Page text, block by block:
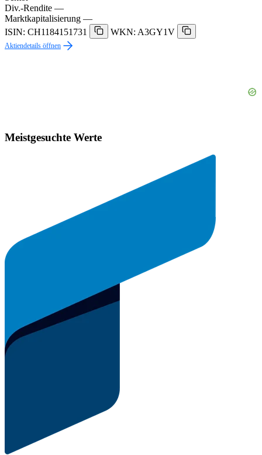
Div.-Rendite —
Marktkapitalisierung —
ISIN: CH1184151731
WKN: A3GY1V
Aktiendetails öffnen
Meistgesuchte Werte